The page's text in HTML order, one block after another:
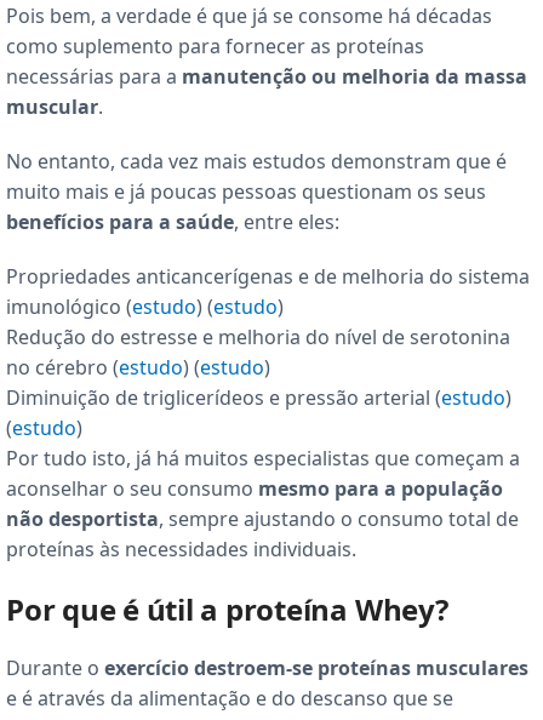
Pois bem, a verdade é que já se consome há décadas
como suplemento para fornecer as proteínas
necessárias para a manutenção ou melhoria da massa
muscular.
No entanto, cada vez mais estudos demonstram que é
muito mais e já poucas pessoas questionam os seus
benefícios para a saúde, entre eles:
Propriedades anticancerígenas e de melhoria do sistema
imunológico (estudo) (estudo)
Redução do estresse e melhoria do nível de serotonina
no cérebro (estudo) (estudo)
Diminuição de triglicerídeos e pressão arterial (estudo)
(estudo)
Por tudo isto, já há muitos especialistas que começam a
aconselhar o seu consumo mesmo para a população
não desportista, sempre ajustando o consumo total de
proteínas às necessidades individuais.
Por que é útil a proteína Whey?
Durante o exercíciodestroem-se proteínas musculares
e é através da alimentação e do descanso que se